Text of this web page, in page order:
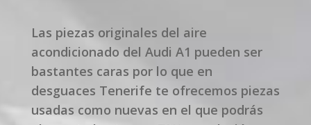
Las piezas originales del aire
acondicionado del Audi A1 pueden ser
bastantes caras por lo que en
desguaces Tenerife te ofrecemos piezas
usadas como nuevas en el que podrás